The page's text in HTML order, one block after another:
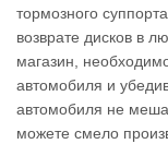
тормозного
возврате дисков в
магазин,
автомобиля и
автомобиля не
можете смело